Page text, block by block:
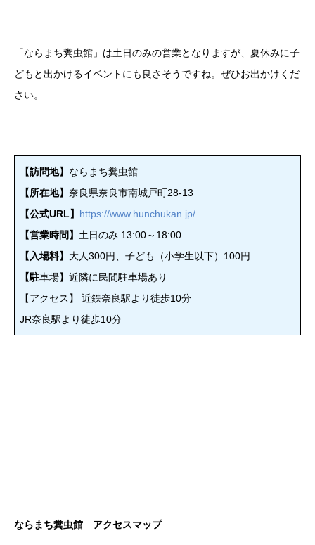
「ならまち糞虫館」は土日のみの営業となりますが、夏休みに子
どもと出かけるイベントにも良さそうですね。ぜひお出かけくだ
さい。
【訪問地】 ならまち糞虫館
【所在地】 奈良県奈良市南城戸町28-13
【公式URL】 https://www.hunchukan.jp/
【営業時間】 土日のみ 13:00～18:00
【入場料】 大人300円、子ども（小学生以下）100円
【駐車場】近隣に民間駐車場あり
【アクセス】 近鉄奈良駅より徒歩10分
JR奈良駅より徒歩10分
ならまち糞虫館 アクセスマップ